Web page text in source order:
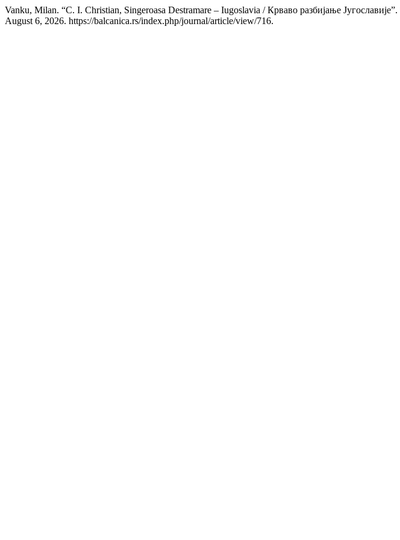
Vanku, Milan. “С. I. Christian, Singeroasa Destramare – Iugoslavia / Крваво разбијање Југославије”.
August 6, 2026. https://balcanica.rs/index.php/journal/article/view/716.